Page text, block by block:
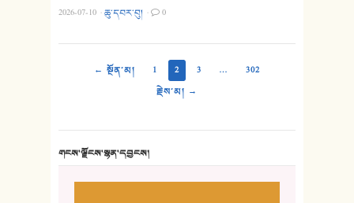
2026-07-10 ·ཆུ་དབར་བུ། · 0
← སྔོན་མ། 1 2 3 …
302
རྗེས་མ། →
གངས་ལྗོངས་སྙན་དབྱངས།